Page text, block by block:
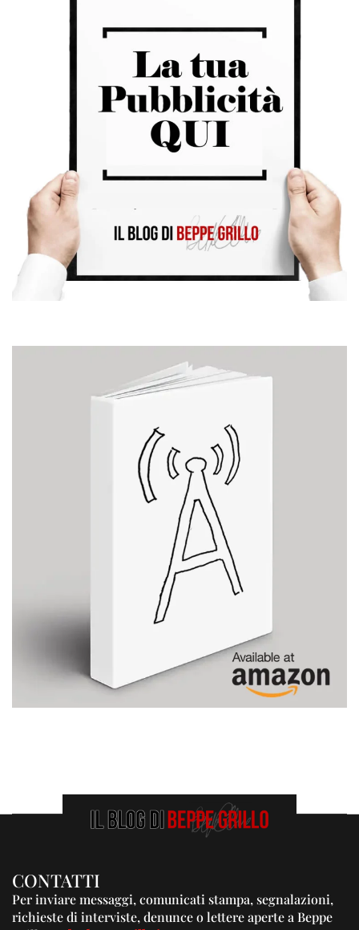
CONTATTI
Per inviare messaggi, comunicati stampa, segnalazioni,
richieste di interviste, denunce o lettere aperte a Beppe